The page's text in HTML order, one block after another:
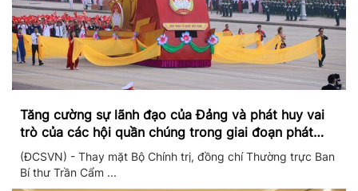
Tăng cường sự lãnh đạo của Đảng và phát huy vai
trò của các hội quần chúng trong giai đoạn phát
triển mới
(ĐCSVN) - Thay mặt Bộ Chính trị, đồng chí Thường trực Ban
Bí thư Trần Cẩm ...